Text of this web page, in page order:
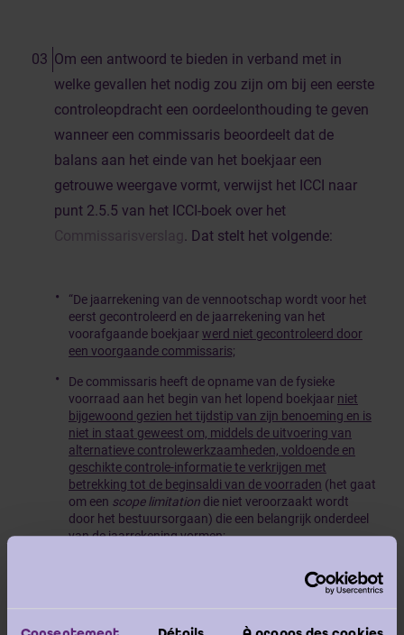
Om een antwoord te bieden in verband met in
welke gevallen het nodig zou zijn om bij een eerste
controleopdracht een oordeelonthouding te geven
wanneer een commissaris beoordeelt dat de
balans aan het einde van het boekjaar een
getrouwe weergave vormt, verwijst het ICCI naar
punt 2.5.5 van het ICCI-boek over het
Commissarisverslag. Dat stelt het volgende:
“De jaarrekening van de vennootschap wordt voor het
eerst gecontroleerd en de jaarrekening van het
voorafgaande boekjaarwerd niet gecontroleerd door
een voorgaande commissaris;
De commissaris heeft de opname van de fysieke
voorraad aan het begin van het lopend boekjaar niet
bijgewoond gezien het tijdstip van zijn benoeming en is
niet in staat geweest om, middels de uitvoering van
alternatieve controlewerkzaamheden, voldoende en
geschikte controle-informatie te verkrijgen met
betrekking tot de beginsaldi van de voorraden (het gaat
om een scope limitation die niet veroorzaakt wordt
door het bestuursorgaan) die een belangrijk onderdeel
van de jaarrekening vormen;
onvermogen om voldoende en geschikte controle-